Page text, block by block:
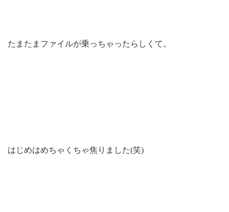
たまたまファイルが乗っちゃったらしくて。
はじめはめちゃくちゃ焦りました(笑)